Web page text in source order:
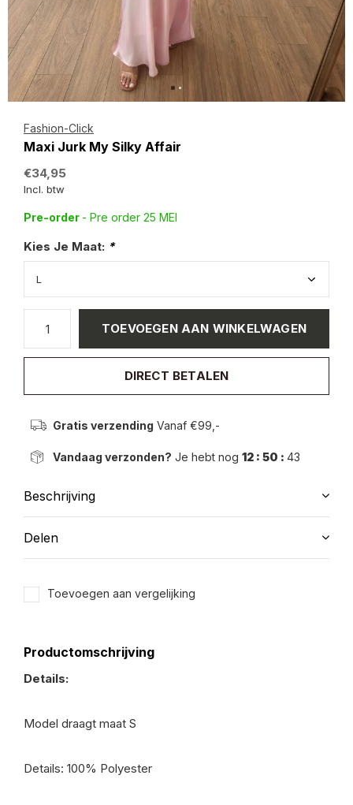
Fashion-Click
Maxi Jurk My Silky Affair
€34,95
Incl. btw
Pre-order - Pre order 25 MEI
Kies Je Maat: *
TOEVOEGEN AAN WINKELWAGEN
DIRECT BETALEN
Gratis verzending Vanaf €99,-
Vandaag verzonden? Je hebt nog 12 : 50 : 43
Beschrijving
Delen
Toevoegen aan vergelijking
Productomschrijving
Details:
Model draagt maat S
Details: 100% Polyester